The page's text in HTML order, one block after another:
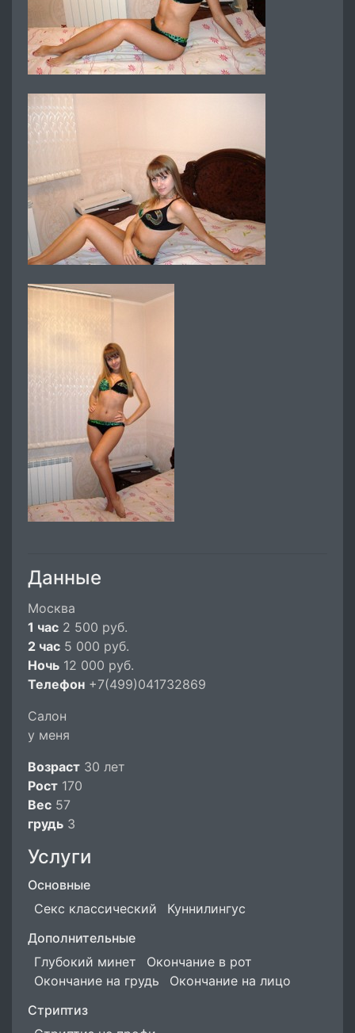
Данные
Москва
1 час 2 500 руб.
2 час 5 000 руб.
Ночь 12 000 руб.
Телефон +7(499)041732869
Салон
у меня
Возраст 30 лет
Рост 170
Вес 57
грудь 3
Услуги
Основные
Секс классический
Куннилингус
Дополнительные
Глубокий минет
Окончание в рот
Окончание на грудь
Окончание на лицо
Стриптиз